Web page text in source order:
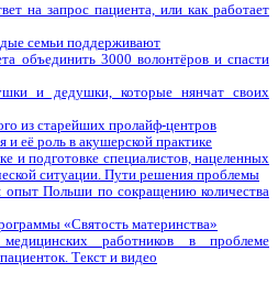
на запрос пациента, или как работает
семьи поддерживают
объединить 3000 волонтёров и спасти
и дедушки, которые нянчат своих
из старейших пролайф-центров
и её роль в акушерской практике
и подготовке специалистов, нацеленных
ситуации. Пути решения проблемы
Польши по сокращению количества
«Святость материнства»
работников в проблеме
Tекст и видео